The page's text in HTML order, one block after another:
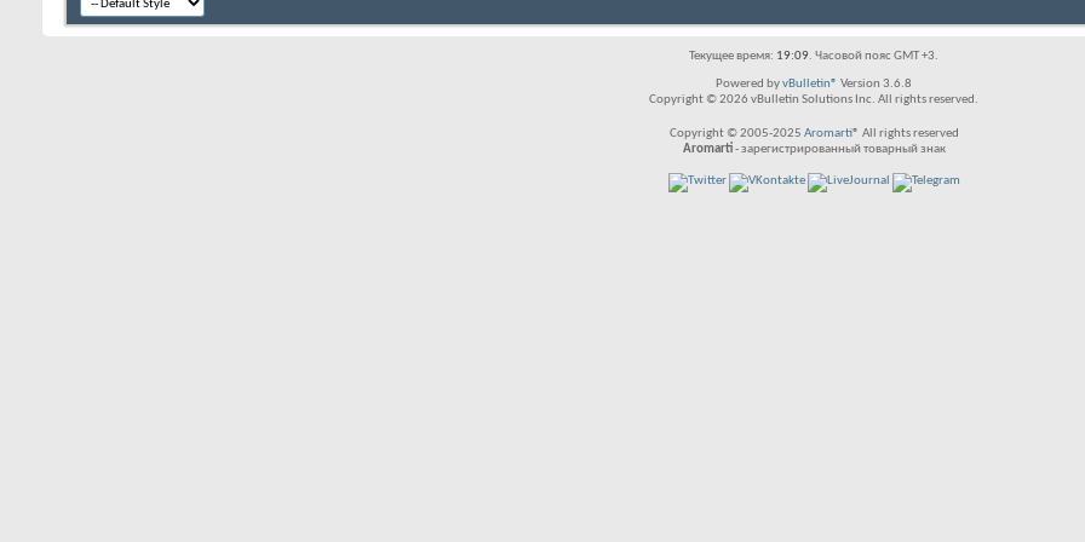
Текущее время: 19:09. Часовой пояс GMT +3.
Powered byvBulletin® Version 3.6.8
Copyright © 2026 vBulletin Solutions Inc. All rights reserved.
Copyright © 2005-2025 Aromarti® All rights reserved
Aromarti- зарегистрированный товарный знак